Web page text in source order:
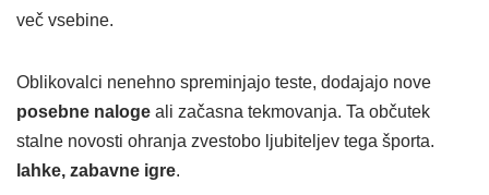
več vsebine.
Oblikovalci nenehno spreminjajo teste, dodajajo nove
posebne naloge ali začasna tekmovanja. Ta občutek
stalne novosti ohranja zvestobo ljubiteljev tega športa.
lahke, zabavne igre.